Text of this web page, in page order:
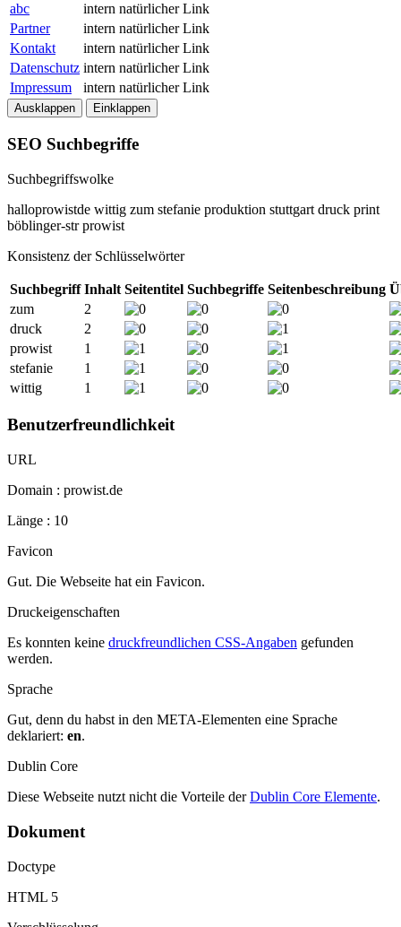
abc
intern natürlicher Link
Partner
intern natürlicher Link
Kontakt
intern natürlicher Link
Datenschutz intern natürlicher Link
Impressum
intern natürlicher Link
Ausklappen Einklappen
SEO Suchbegriffe
Suchbegriffswolke
halloprowistde wittig zum stefanie produktion stuttgart druck print
böblinger-str prowist
Konsistenz der Schlüsselwörter
Suchbegriff Inhalt Seitentitel Suchbegriffe Seitenbeschreibung
zum
2
druck
2
prowist
1
stefanie
1
wittig
1
Benutzerfreundlichkeit
URL
Domain : prowist.de
Länge : 10
Favicon
Gut. Die Webseite hat ein Favicon.
Druckeigenschaften
Es konnten keine druckfreundlichen CSS-Angaben gefunden
werden.
Sprache
Gut, denn du habst in den META-Elementen eine Sprache
deklariert: en.
Dublin Core
Diese Webseite nutzt nicht die Vorteile derDublin Core Elemente.
Dokument
Doctype
HTML 5